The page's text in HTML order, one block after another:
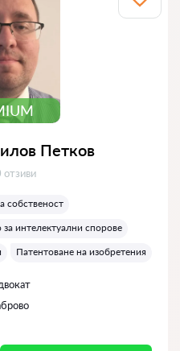
Петков
отзиви
собственост
интелектуални спорове
Патентоване на изобретения